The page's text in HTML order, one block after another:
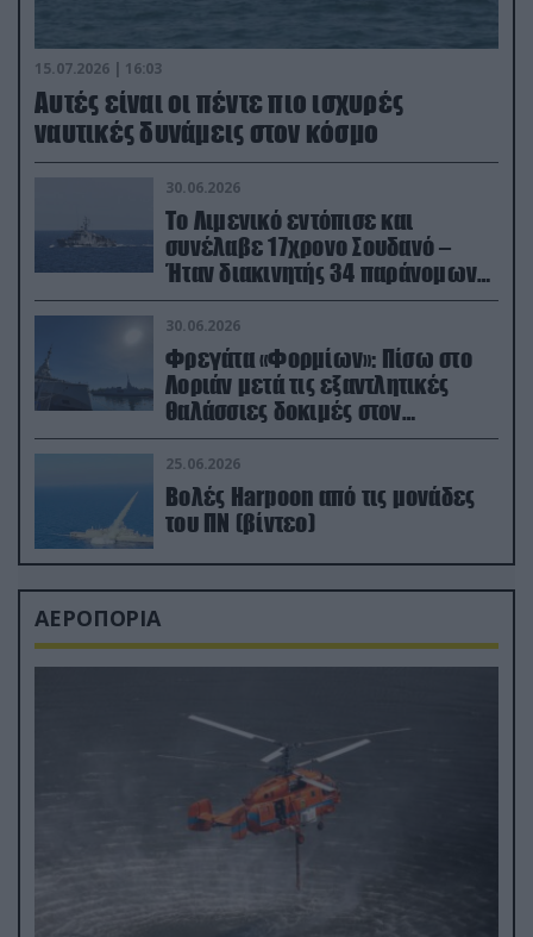
15.07.2026 | 16:03
Aυτές είναι οι πέντε πιο ισχυρές
ναυτικές δυνάμεις στον κόσμο
30.06.2026
Το Λιμενικό εντόπισε και
συνέλαβε 17χρονο Σουδανό –
Ήταν διακινητής 34 παράνομων
μεταναστών
30.06.2026
Φρεγάτα «Φορμίων»: Πίσω στο
Λοριάν μετά τις εξαντλητικές
θαλάσσιες δοκιμές στον
απαιτητικό Βισκαϊκό
25.06.2026
Βολές Harpoon από τις μονάδες
του ΠΝ (βίντεο)
ΑΕΡΟΠΟΡΙΑ